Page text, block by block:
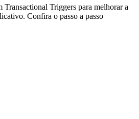
Transactional Triggers para melhorar a
Confira o passo a passo